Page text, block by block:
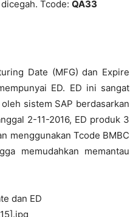
Tcode: QA33
Date (MFG) dan Expire
ED. ED ini sangat
sistem SAP berdasarkan
2-11-2016, ED produk 3
menggunakan Tcode BMBC
memudahkan memantau